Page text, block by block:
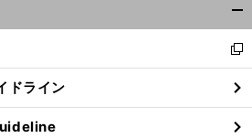
閉
る
新
し
い
ウ
ィ
ドライン